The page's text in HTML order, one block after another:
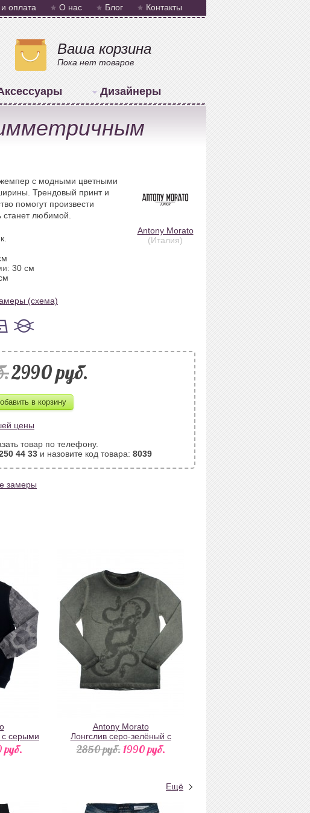
оплата О нас Блог Контакты
Ваша корзина
Пока нет товаров
Дизайнеры
Antony Morato
(Италия)
с модными цветными
Трендовый принт и
помогут произвести
любимой.
30 см
(схема)
2990 pуб.
цены
товар по телефону.
44 33 и назовите код товара: 8039
замеры
с серыми
pуб.
Antony Morato
Лонгслив серо-зелёный с
градиентом цвета и принтом
"Змеи"
2850 pуб.1990 pуб.
Ещё